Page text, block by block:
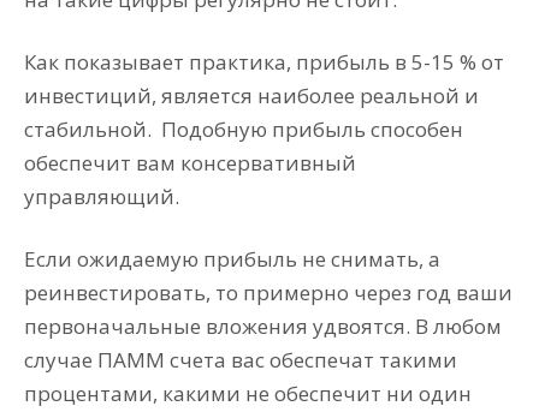
Как показывает практика, прибыль в 5-15 % от
инвестиций, является наиболее реальной и
стабильной. Подобную прибыль способен
обеспечит вам консервативный
управляющий.
Если ожидаемую прибыль не снимать, а
реинвестировать, то примерно через год ваши
первоначальные вложения удвоятся. В любом
случае ПАММ счета вас обеспечат такими
процентами, какими не обеспечит ни один